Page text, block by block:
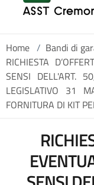
Home / Bandi di
RICHIESTA
SENSI DELL'ART.
LEGISLATIVO 31
FORNITURA DI KIT